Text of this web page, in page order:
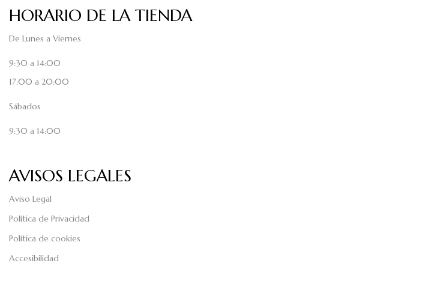
HORARIO DE LA TIENDA
De Lunes a Viernes
9:30 a 14:00
17:00 a 20:00
Sábados
9:30 a 14:00
AVISOS LEGALES
Aviso Legal
Política de Privacidad
Política de cookies
Accesibilidad